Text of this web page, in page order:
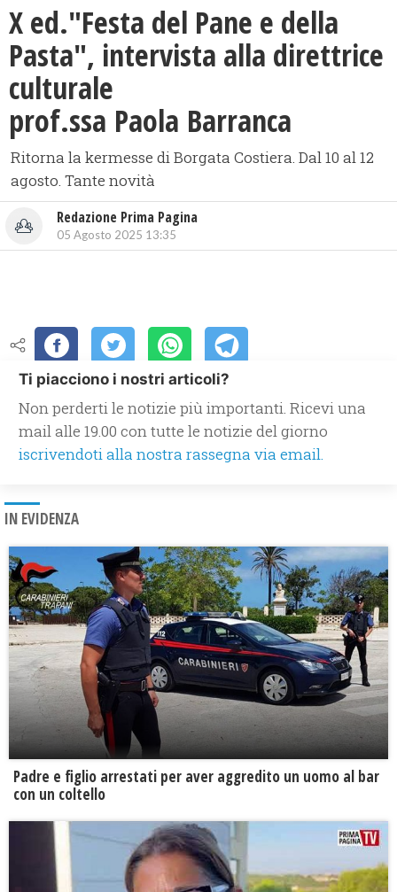
X ed."Festa del Pane e della
Pasta", intervista alla direttrice
culturale
prof.ssa Paola Barranca
Ritorna la kermesse di Borgata Costiera. Dal 10 al 12
agosto. Tante novità
Redazione Prima Pagina
05 Agosto 2025 13:35
Ti piacciono i nostri articoli?
Non perderti le notizie più importanti. Ricevi una
mail alle 19.00 con tutte le notizie del giorno
iscrivendoti alla nostra rassegna via email.
IN EVIDENZA
Padre e figlio arrestati per aver aggredito un uomo al bar
con un coltello